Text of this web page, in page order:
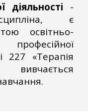
діяльності -
є
освітньо-
професійної
227 «Терапія
вивчається